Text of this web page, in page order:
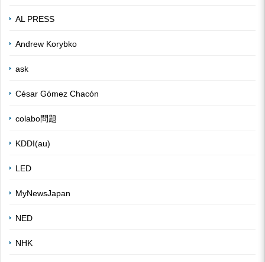
AL PRESS
Andrew Korybko
ask
César Gómez Chacón
colabo問題
KDDI(au)
LED
MyNewsJapan
NED
NHK